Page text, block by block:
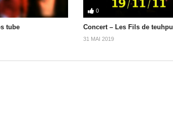
tube
0
Concert – Les Fils de teuhpu
31 MAI 2019